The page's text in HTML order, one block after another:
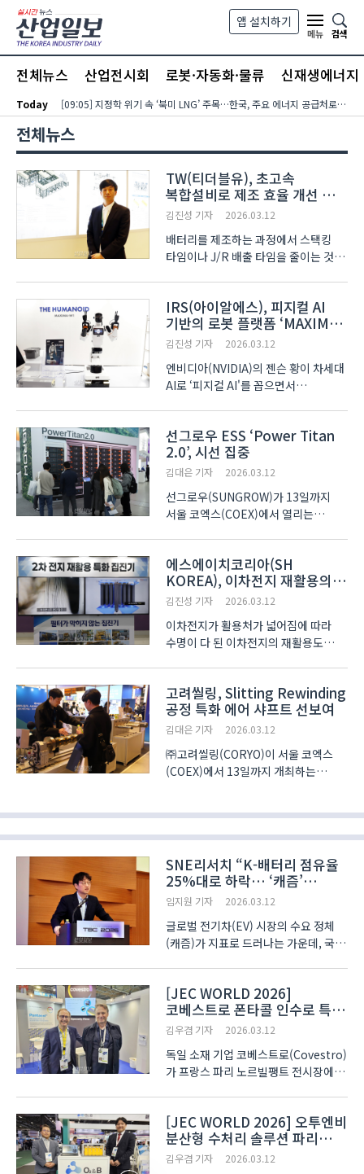
본문 바로가기
앱 설치하기
메뉴
검색
전체뉴스 산업전시회 로봇·자동화·물류 신재생에너지
Today [09:05] 지정학 위기 속 ‘북미 LNG’ 주목…한국, 주요 에너지 공급처로 확보해야
전체뉴스
TW(티더블유), 초고속
복합설비로 제조 효율 개선 방향
제시
김진성 기자 2026.03.12
배터리를 제조하는 과정에서 스택킹
타임이나 J/R 배출 타임을 줄이는 것은
이에 국내 중소 배터리업체가 스택킹
타임과 J/R 배출 타임을 획기적으로
줄인 기술을 선보였다. 1..
IRS(아이알에스), 피지컬 AI
기반의 로봇 플랫폼 ‘MAXIMA-
W1'선보여
김진성 기자 2026.03.12
엔비디아(NVIDIA)의 젠슨 황이 차세대
AI로 ‘피지컬 AI'를 꼽으면서
자리매김했다. 이에 배터리 분야
기업들도 해당 분야에의 진출을 위해
다양한 형태의 노력을 기울이고 있다.
한..
선그로우 ESS ‘Power Titan
2.0’, 시선 집중
김대은 기자 2026.03.12
선그로우(SUNGROW)가 13일까지
서울 코엑스(COEX)에서 열리는
ESS(에너지저장시스템) ‘Power
Titan 2.0’을 소개했다. 이 제품의
배터리 컨테이너 표준 규격은 6칸으로,
1칸당 배터리 팩 4개가 모..
에스에이치코리아(SH
KOREA), 이차전지 재활용의
고도화 앞장선다
김진성 기자 2026.03.12
이차전지가 활용처가 넓어짐에 따라
수명이 다 된 이차전지의 재활용도
얼마나 제거하는지에 따라 품질이 차가
커지기 때문에 이에 대한 고도화된
기술력이 요구된다. 3월..
고려씰링, Slitting Rewinding
공정 특화 에어 샤프트 선보여
김대은 기자 2026.03.12
㈜고려씰링(CORYO)이 서울 코엑스
(COEX)에서 13일까지 개최하는
Shaft’를 선보였다. 이 장비는 필름의
원단을 일정 규격에 맞춰 재단하는
슬리팅(Slitting) 공정 후, 개별..
SNE리서치 “K-배터리 점유율
25%대로 하락… ‘캐즘’
돌파구는 ESS·UAM”
임지원 기자 2026.03.12
글로벌 전기차(EV) 시장의 수요 정체
(캐즘)가 지표로 드러나는 가운데, 국내
에너지저장장치(ESS), 도심항공교통
(UAM) 등 신규 시장 선점에 사활을
걸어야 한다는 제언이 나..
[JEC WORLD 2026]
코베스트로 폰타콜 인수로 특수
필름 사업 포트폴리오 고도화
김우겸 기자 2026.03.12
독일 소재 기업 코베스트로(Covestro)
가 프랑스 파리 노르빌팽트 전시장에서
공개했다. 3월10일부터 12일까지
진행된 전시에서 카본섬유, 유리섬유,
나노소재, 아크릴, ..
[JEC WORLD 2026] 오투엔비
분산형 수처리 솔루션 파리
현지서 공개
김우겸 기자 2026.03.12